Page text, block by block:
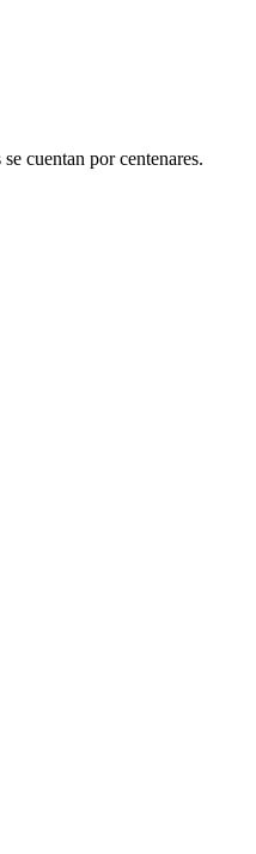
cuentan por centenares.